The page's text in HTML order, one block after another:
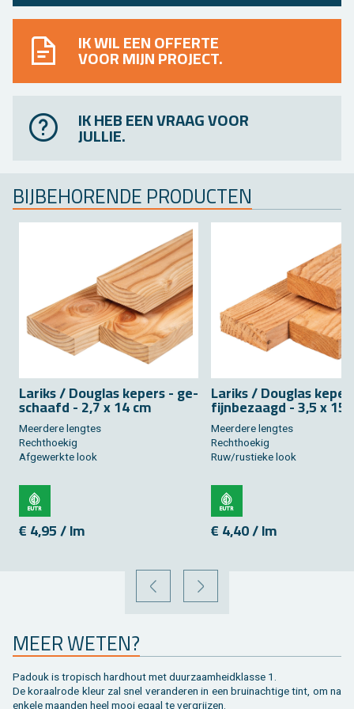
IK WIL EEN OFFERTE
VOOR MIJN PROJECT.
IK HEB EEN VRAAG VOOR
JULLIE.
BIJ­BE­HO­REN­DE PRO­DUC­TEN
La­riks / Dou­g­las ke­pers - ge­
schaafd - 2,7 x 14 cm
Meer­de­re leng­tes
Recht­hoe­kig
Af­ge­werk­te look
€ 4,95 / lm
La­riks / Dou­g­las
fijn­be­zaagd - 3,5 x 15
Meer­de­re leng­tes
Recht­hoe­kig
Ruw/rus­tie­ke look
€ 4,40 / lm
VORIGE VOLGENDE
MEER WETEN?
Pa­douk is tro­pisch hard­hout met duur­zaam­heid­klas­se 1.
De ko­raal­ro­de kleur zal snel ver­an­de­ren in een bruin­ach­ti­ge tint, om na
en­ke­le maan­den heel mooi egaal te ver­grij­zen.